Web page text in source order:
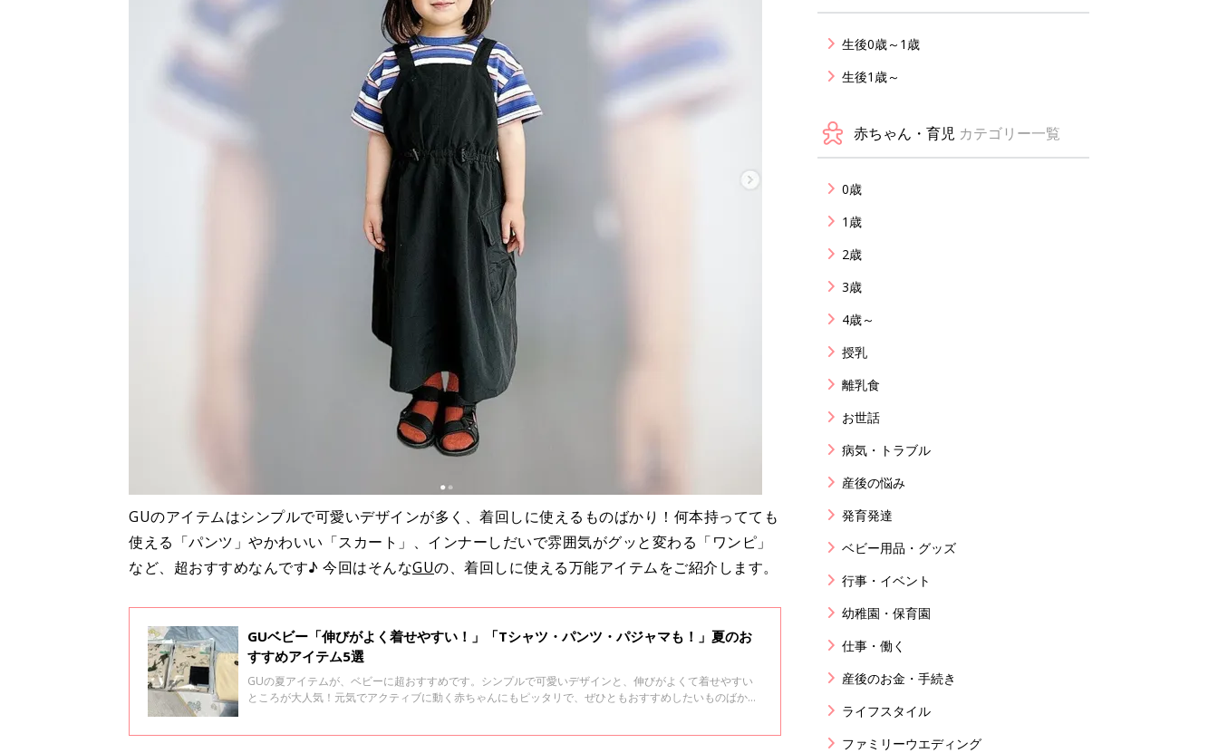
GUのアイテムはシンプルで可愛いデザインが多く、着回しに使えるものばかり！何本持ってても
使える「パンツ」やかわいい「スカート」、インナーしだいで雰囲気がグッと変わる「ワンピ」
など、超おすすめなんです♪ 今回はそんなGUの、着回しに使える万能アイテムをご紹介します。
GUベビー「伸びがよく着せやすい！」「Tシャツ・パンツ・パジャマも！」夏のお
すすめアイテム5選
GUの夏アイテムが、ベビーに超おすすめです。シンプルで可愛いデザインと、伸びがよくて着せやすい
ところが大人気！元気でアクティブに動く赤ちゃんにもピッタリで、ぜひともおすすめしたいものばかり
生後0歳～1歳
生後1歳～
赤ちゃん・育児 カテゴリー一覧
0歳
1歳
2歳
3歳
4歳～
授乳
離乳食
お世話
病気・トラブル
産後の悩み
発育発達
ベビー用品・グッズ
行事・イベント
幼稚園・保育園
仕事・働く
産後のお金・手続き
ライフスタイル
ファミリーウエディング